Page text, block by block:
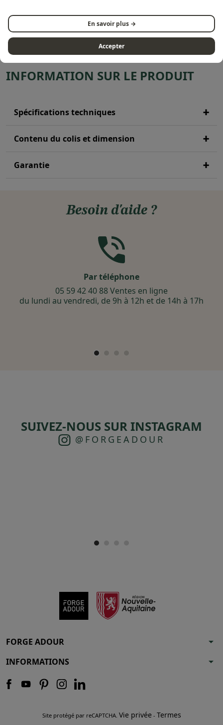
meuble support cuisine avec comptoir bar, référence
SC CBN.
INFORMATION SUR LE PRODUIT
Spécifications techniques
Contenu du colis et dimension
Garantie
Besoin d'aide ?
Par téléphone
05 59 42 40 88 Ventes en ligne
du lundi au vendredi, de 9h à 12h et de 14h à 17h
SUIVEZ-NOUS SUR INSTAGRAM
@FORGEADOUR
FORGE ADOUR arrow_drop_down
INFORMATIONS arrow_drop_down
Site protégé par reCAPTCHA. Vie privée - Termes
En savoir plus →
Accepter